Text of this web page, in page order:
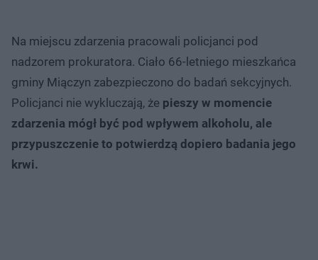
Na miejscu zdarzenia pracowali policjanci pod
nadzorem prokuratora. Ciało 66-letniego mieszkańca
gminy Miączyn zabezpieczono do badań sekcyjnych.
Policjanci nie wykluczają, że pieszy w momencie
zdarzenia mógł być pod wpływem alkoholu, ale
przypuszczenie to potwierdzą dopiero badania jego
krwi.